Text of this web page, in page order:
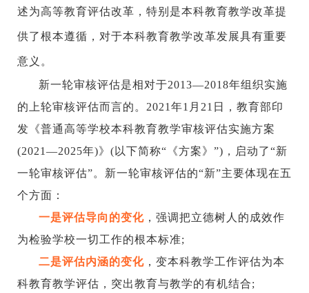
述为高等教育评估改革，特别是本科教育教学改革提
供了根本遵循，对于本科教育教学改革发展具有重要
意义。
新一轮审核评估是相对于2013—2018年组织实施
的上轮审核评估而言的。2021年1月21日，教育部印
发《普通高等学校本科教育教学审核评估实施方案
(2021—2025年)》(以下简称“《方案》”)，启动了“新
一轮审核评估”。新一轮审核评估的“新”主要体现在五
个方面：
一是评估导向的变化 ，强调把立德树人的成效作
为检验学校一切工作的根本标准;
二是评估内涵的变化 ，变本科教学工作评估为本
科教育教学评估，突出教育与教学的有机结合;